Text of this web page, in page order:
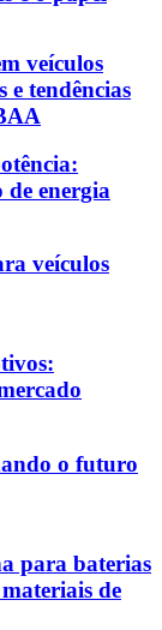
veículos
e tendências
energia
veículos
o futuro
para baterias
de